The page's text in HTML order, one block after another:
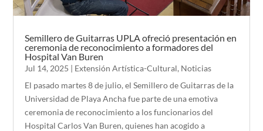
Semillero de Guitarras UPLA ofreció presentación en
ceremonia de reconocimiento a formadores del
Hospital Van Buren
Jul 14, 2025 | Extensión Artística-Cultural, Noticias
El pasado martes 8 de julio, el Semillero de Guitarras de la
Universidad de Playa Ancha fue parte de una emotiva
ceremonia de reconocimiento a los funcionarios del
Hospital Carlos Van Buren, quienes han acogido a